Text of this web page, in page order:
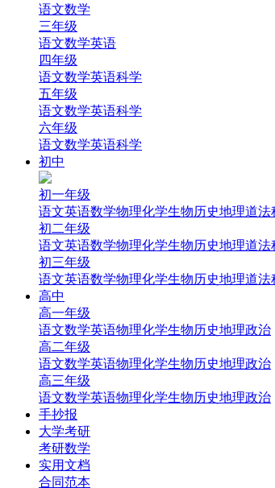
语文数学
三年级
语文数学英语
四年级
语文数学英语科学
五年级
语文数学英语科学
六年级
语文数学英语科学
初中
初一年级
语文英语数学物理化学生物历史地理道法
初二年级
语文英语数学物理化学生物历史地理道法
初三年级
语文英语数学物理化学生物历史地理道法
高中
高一年级
‌语文‌数学英语‌物理‌化学‌生物‌历史‌地理‌‌政治‌
高二年级
‌语文‌数学英语‌物理‌化学‌生物‌历史‌地理‌‌政治‌
高三年级
‌语文‌数学英语‌物理‌化学‌生物‌历史‌地理‌政治
手抄报
大学考研
考研数学
实用文档
合同范本